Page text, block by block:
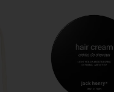
Предыдущая цена: